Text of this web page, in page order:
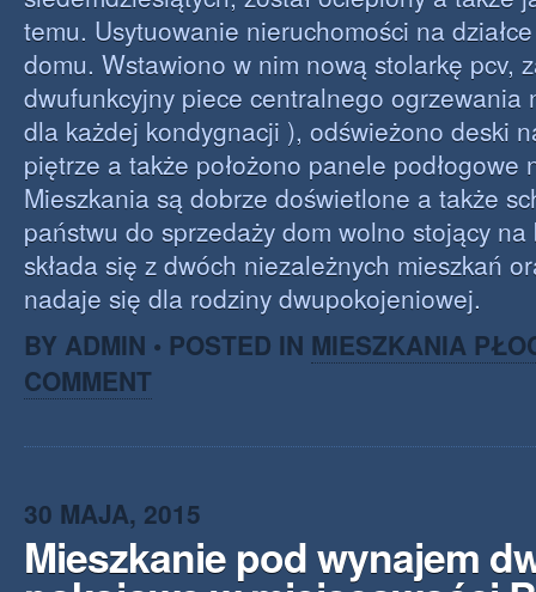
temu. Usytuowanie nieruchomości na
domu. Wstawiono w nim nową stolarkę pcv,
dwufunkcyjny piece centralnego ogrzewania
dla każdej kondygnacji ), odświeżono deski
piętrze a także położono panele podłogowe
Mieszkania są dobrze doświetlone a także
państwu do sprzedaży dom wolno stojący
składa się z dwóch niezależnych mieszkań
nadaje się dla rodziny dwupokojeniowej.
BY ADMIN • POSTED IN MIESZKANIA
COMMENT
30 MAJA, 2015
Mieszkanie pod wynajem